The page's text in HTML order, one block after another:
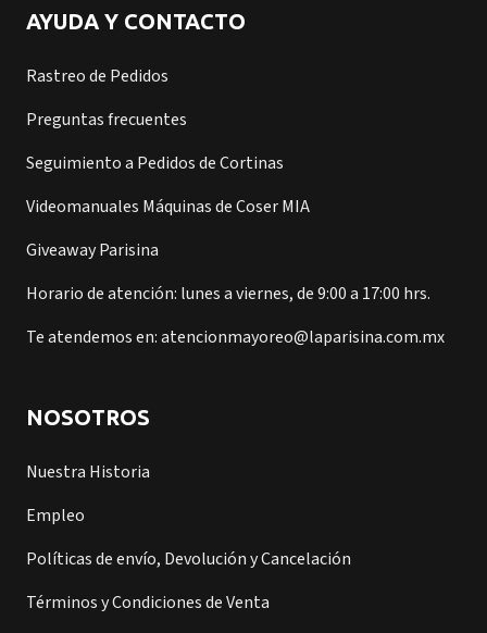
AYUDA Y CONTACTO
Rastreo de Pedidos
Preguntas frecuentes
Seguimiento a Pedidos de Cortinas
Videomanuales Máquinas de Coser MIA
Giveaway Parisina
Horario de atención: lunes a viernes, de 9:00 a 17:00 hrs.
Te atendemos en: atencionmayoreo@laparisina.com.mx
NOSOTROS
Nuestra Historia
Empleo
Políticas de envío, Devolución y Cancelación
Términos y Condiciones de Venta